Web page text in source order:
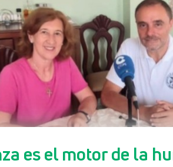
es el motor de la